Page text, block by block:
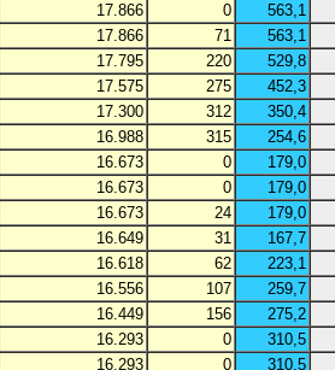
17.866 0
563,1
17.866 71
563,1
17.795 220
529,8
17.575 275
452,3
17.300 312
350,4
16.988 315
254,6
16.673 0
179,0
16.673 0
179,0
16.673 24
179,0
16.649 31
167,7
16.618 62
223,1
16.556 107
259,7
16.449 156
275,2
16.293 0
310,5
16.293 0
310,5